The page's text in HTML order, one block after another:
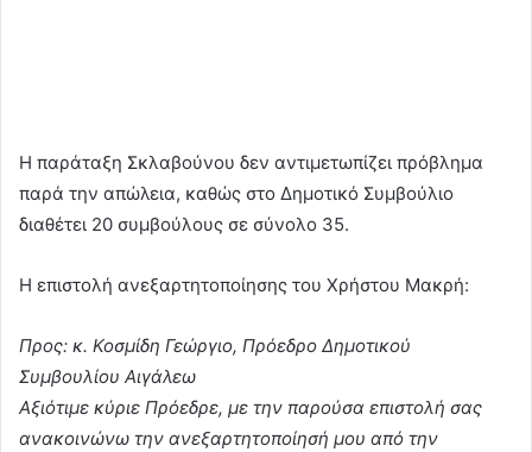
Η παράταξη Σκλαβούνου δεν αντιμετωπίζει πρόβλημα
παρά την απώλεια, καθώς στο Δημοτικό Συμβούλιο
διαθέτει 20 συμβούλους σε σύνολο 35.
Η επιστολή ανεξαρτητοποίησης του Χρήστου Μακρή:
Προς: κ. Κοσμίδη Γεώργιο, Πρόεδρο Δημοτικού
Συμβουλίου Αιγάλεω
Αξιότιμε κύριε Πρόεδρε, με την παρούσα επιστολή σας
ανακοινώνω την ανεξαρτητοποίησή μου από την